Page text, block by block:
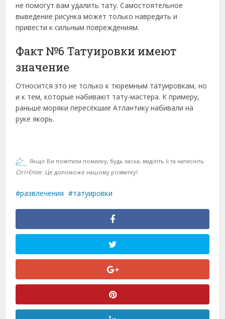
не помогут вам удалить тату. Самостоятельное
выведение рисунка может только навредить и
привести к сильным повреждениям.
Факт №6 Татуировки имеют
значение
Относится это не только к тюремным татуировкам, но
и к тем, которые набивают тату-мастера. К примеру,
раньше моряки пересёкшие Атлантику набивали на
руке якорь.
Якщо Ви помітили помилку, будь ласка, виділіть її та натисніть
Ctrl+Enter. Це допоможе нашому розвитку!
развлечения татуировки